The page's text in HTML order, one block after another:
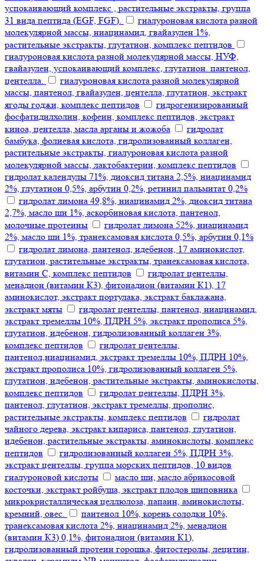
успокаивающий комплекс , растительные экстракты, группа
31 вида пептида (EGF, FGF).
гиалуроновая кислота разной
молекулярной массы, ниацинамид, гвайазулен 1%,
растительные экстракты, глутатион, комплекс пептидов
гиалуроновая кислота разной молекулярной массы, НУФ,
гвайазулен, успокаивающий комплекс, глутатион. пантенол,
центелла.
гиалуроновая кислота разной молекулярной
массы, пантенол, гвайазулен, центелла, глутатион, экстракт
ягоды годжи, комплекс пептидов
гидрогенизированный
фосфатидилхолин, кофеин, комплекс пептидов, экстракт
киноа, центелла, масла арганы и жожоба
гидролат
бамбука, фолиевая кислота, гидролизованный коллаген,
растительные экстракты, гиалуроновая кислота разной
молекулярной массы, лактобактерии, комплекс пептидов
гидролат календулы 71%, диоксид титана 2,5%, ниацинамид
2%, глутатион 0,5%, арбутин 0,2%, ретинил пальмитат 0,2%
гидролат лимона 49,8%, ниацинамид 2%, диоксид титана
2,7%, масло ши 1%, аскорбиновая кислота, пантенол,
молочные протеины
гидролат лимона 52%, ниацинамид
2%, масло ши 1%, транексамовая кислота 0,5%, арбутин 0,1%
гидролат лимона, пантенол, идебенон, 17 аминокислот,
глутатион, растительные экстракты, транексамовая кислота,
витамин С, комплекс пептидов
гидролат центеллы,
менадион (витамин К3), фитонадион (витамин К1), 17
аминокислот, экстракт портулака, экстракт баклажана,
экстракт мяты
гидролат центеллы, пантенол, ниацинамид,
экстракт тремеллы 10%, ПДРН 5%, экстракт прополиса 5%,
глутатион, идебенон, гидролизованный коллаген 3%,
комплекс пептидов
гидролат центеллы,
пантенол,ниацинамид, экстракт тремеллы 10%, ПДРН 10%,
экстракт прополиса 10%, гидролизованный коллаген 5%,
глутатион, идебенон, растительные экстракты, аминокислоты,
комплекс пептидов
гидролат центеллы, ПДРН 3%,
пантенол, глутатион, экстракт тремеллы, прополис,
растительные экстракты, комплекс пептидов
гидролат
чайного дерева, экстракт кипариса, пантенол, глутатион,
идебенон, растительные экстракты, аминокислоты, комплекс
пептидов
гидролизованный коллаген 5%, ПДРН 3%,
экстракт центеллы, группа морских пептидов, 10 видов
гиалуроновой кислоты
масло ши, масло абрикосовой
косточки, экстракт ройбуша, экстракт плодов шиповника
микрокристаллическая целлюлоза, папаин, аминокислоты,
кремний, овес.
пантенол 10%, корень солодки 10%,
транексамовая кислота 2%, ниацинамид 2%, менадион
(витамин К3) 0,1%, фитонадион (витамин К1),
гидролизованный протеин горошка, фитостеролы, лецитин,